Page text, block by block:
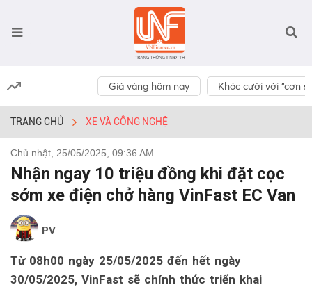
Giá vàng hôm nay Khóc cười với “cơn
TRANG CHỦ XE VÀ CÔNG NGHỆ
Chủ nhật, 25/05/2025, 09:36 AM
Nhận ngay 10 triệu đồng khi đặt cọc
sớm xe điện chở hàng VinFast EC Van
PV
Từ 08h00 ngày 25/05/2025 đến hết ngày
30/05/2025, VinFast sẽ chính thức triển khai